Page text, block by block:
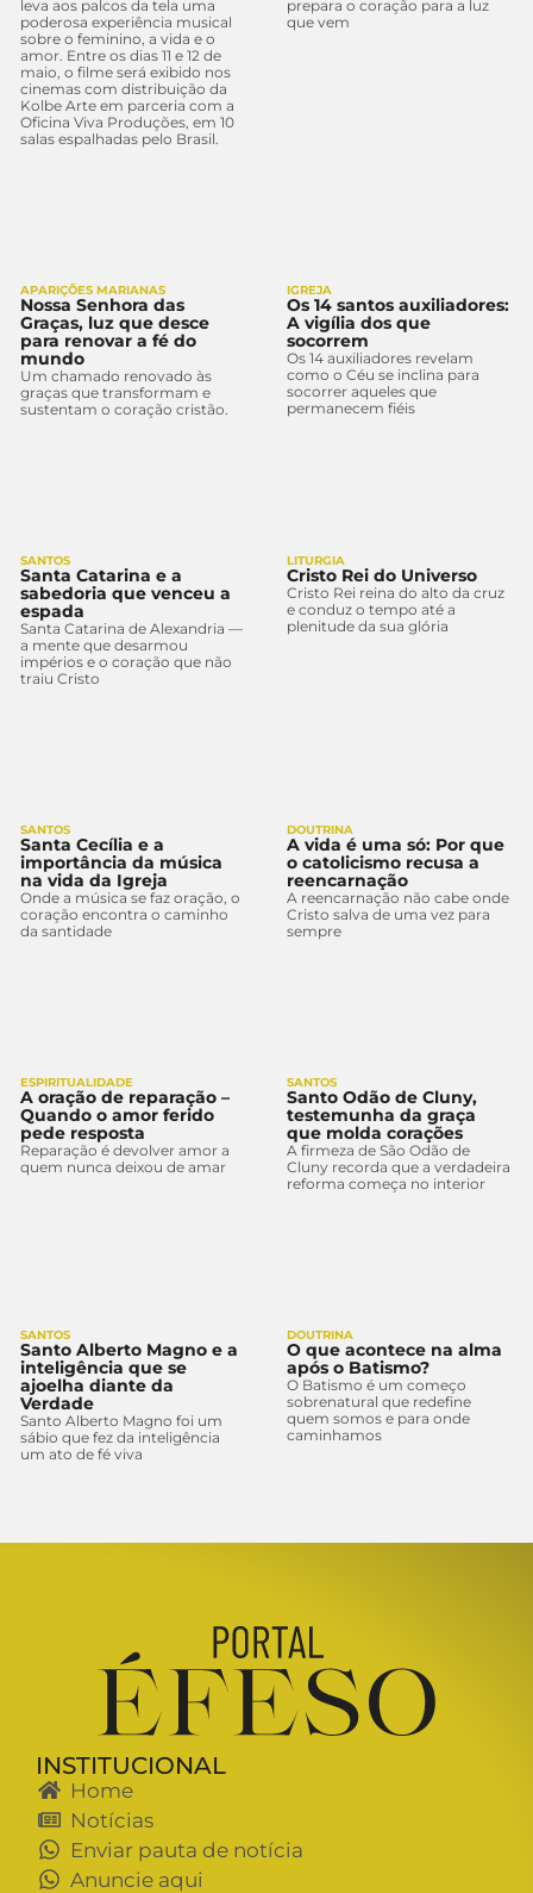
leva aos palcos da tela uma
poderosa experiência musical
sobre o feminino, a vida e o
amor. Entre os dias 11 e 12 de
maio, o filme será exibido nos
cinemas com distribuição da
Kolbe Arte em parceria com a
Oficina Viva Produções, em 10
salas espalhadas pelo Brasil.
prepara o coração para a luz
que vem
APARIÇÕES MARIANAS
Nossa Senhora das
Graças, luz que desce
para renovar a fé do
mundo
Um chamado renovado às
graças que transformam e
sustentam o coração cristão.
IGREJA
Os 14 santos auxiliadores:
A vigília dos que
socorrem
Os 14 auxiliadores revelam
como o Céu se inclina para
socorrer aqueles que
permanecem fiéis
SANTOS
Santa Catarina e a
sabedoria que venceu a
espada
Santa Catarina de Alexandria —
a mente que desarmou
impérios e o coração que não
traiu Cristo
LITURGIA
Cristo Rei do Universo
Cristo Rei reina do alto da cruz
e conduz o tempo até a
plenitude da sua glória
SANTOS
Santa Cecília e a
importância da música
na vida da Igreja
Onde a música se faz oração, o
coração encontra o caminho
da santidade
DOUTRINA
A vida é uma só: Por que
o catolicismo recusa a
reencarnação
A reencarnação não cabe onde
Cristo salva de uma vez para
sempre
ESPIRITUALIDADE
A oração de reparação –
Quando o amor ferido
pede resposta
Reparação é devolver amor a
quem nunca deixou de amar
SANTOS
Santo Odão de Cluny,
testemunha da graça
que molda corações
A firmeza de São Odão de
Cluny recorda que a verdadeira
reforma começa no interior
SANTOS
Santo Alberto Magno e a
inteligência que se
ajoelha diante da
Verdade
Santo Alberto Magno foi um
sábio que fez da inteligência
um ato de fé viva
DOUTRINA
O que acontece na alma
após o Batismo?
O Batismo é um começo
sobrenatural que redefine
quem somos e para onde
caminhamos
INSTITUCIONAL
Home
Notícias
Enviar pauta de notícia
Anuncie aqui